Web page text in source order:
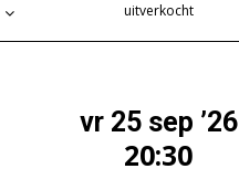
uitverkocht
vr 25 sep ’26
20:30